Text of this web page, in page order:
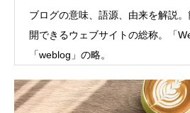
ブログの意味、語源、由来を解説
開できるウェブサイトの総称。「
「weblog」の略。